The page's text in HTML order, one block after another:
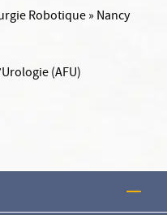
Robotique » Nancy
(AFU)